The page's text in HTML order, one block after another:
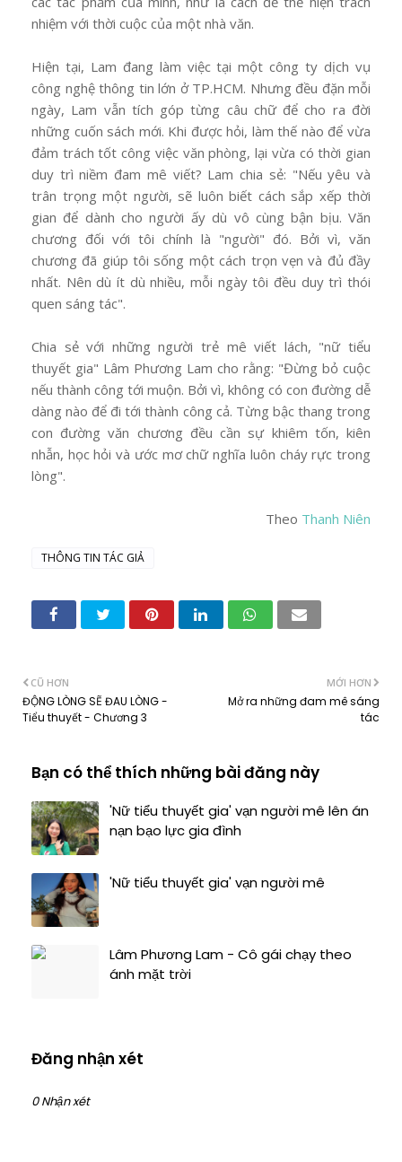
nhiệm với thời cuộc của một nhà văn.
Hiện tại, Lam đang làm việc tại một công ty dịch vụ
công nghệ thông tin lớn ở TP.HCM. Nhưng đều đặn mỗi
ngày, Lam vẫn tích góp từng câu chữ để cho ra đời
những cuốn sách mới. Khi được hỏi, làm thế nào để vừa
đảm trách tốt công việc văn phòng, lại vừa có thời gian
duy trì niềm đam mê viết? Lam chia sẻ: "Nếu yêu và
trân trọng một người, sẽ luôn biết cách sắp xếp thời
gian để dành cho người ấy dù vô cùng bận bịu. Văn
chương đối với tôi chính là "người" đó. Bởi vì, văn
chương đã giúp tôi sống một cách trọn vẹn và đủ đầy
nhất. Nên dù ít dù nhiều, mỗi ngày tôi đều duy trì thói
quen sáng tác".
Chia sẻ với những người trẻ mê viết lách, "nữ tiểu
thuyết gia" Lâm Phương Lam cho rằng: "Đừng bỏ cuộc
nếu thành công tới muộn. Bởi vì, không có con đường dễ
dàng nào để đi tới thành công cả. Từng bậc thang trong
con đường văn chương đều cần sự khiêm tốn, kiên
nhẫn, học hỏi và ước mơ chữ nghĩa luôn cháy rực trong
lòng".
Theo Thanh Niên
THÔNG TIN TÁC GIẢ
MỚI HƠN
Mở ra những đam mê sáng
tác
CŨ HƠN
ĐỘNG LÒNG SẼ ĐAU LÒNG -
Tiểu thuyết - Chương 3
Bạn có thể thích những bài đăng này
'Nữ tiểu thuyết gia' vạn người mê lên án
nạn bạo lực gia đình
'Nữ tiểu thuyết gia' vạn người mê
Lâm Phương Lam - Cô gái chạy theo
ánh mặt trời
Đăng nhận xét
0 Nhận xét